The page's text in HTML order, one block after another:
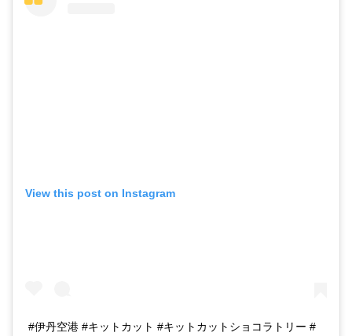
View this post on Instagram
#伊丹空港 #キットカット #キットカットショコラトリー #